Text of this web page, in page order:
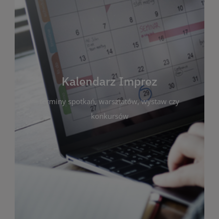
Kalendarz Imprez
terminy spotkań, warsztatów, wystaw czy
konkursów
Kalendarz Imprez
Zakładka ta gromadzi wszystkie planowane
wydarzenia kulturalne i edukacyjne organizowane
przez bibliotekę. Możesz tu sprawdzić terminy
spotkań, warsztatów, wystaw czy konkursów.
Dzięki przejrzystemu kalendarzowi łatwo
zaplanujesz udział w interesujących Cię
wydarzeniach. Aktualizujemy harmonogram na
bieżąco, by zawsze był zgodny z planem pracy
biblioteki. Zapraszamy do śledzenia i uczestnictwa
w życiu kulturalnym miasta!
WIĘCEJ